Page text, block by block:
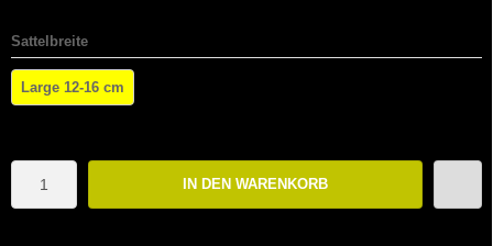
Sattelbreite
Large 12-16 cm
IN DEN WARENKORB